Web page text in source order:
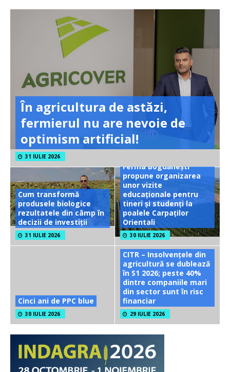
În agricultura de astăzi,
fermierul nu are nevoie de
optimism artificial!
31 IULIE 2026
Cum transformă
produsele biologice
rezultatele din câmp în
decizii de investiții
31 IULIE 2026
Ferma Bogdănești
propune organizarea
unor vizite
educaționale pentru
tineri și studenți la
poalele Carpaților
Orientali
30 IULIE 2026
Cinci ani de PPC blue
30 IULIE 2026
CITR – Insolvențele din
agricultură se dublează
în S1 2026; peste 40%
dintre companiile mari
din sector sunt în risc
financiar
29 IULIE 2026